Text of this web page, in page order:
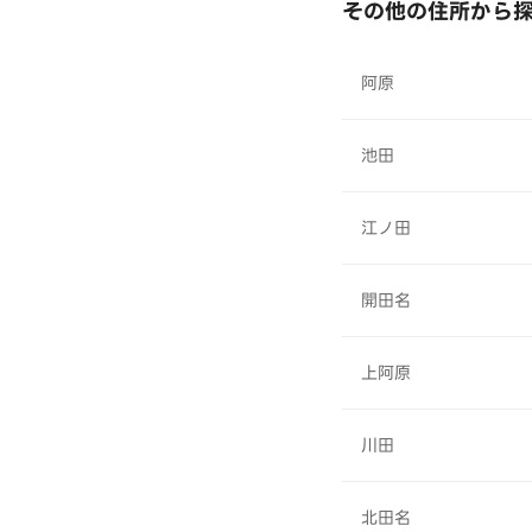
その他の住所から
阿原
池田
江ノ田
開田名
上阿原
川田
北田名